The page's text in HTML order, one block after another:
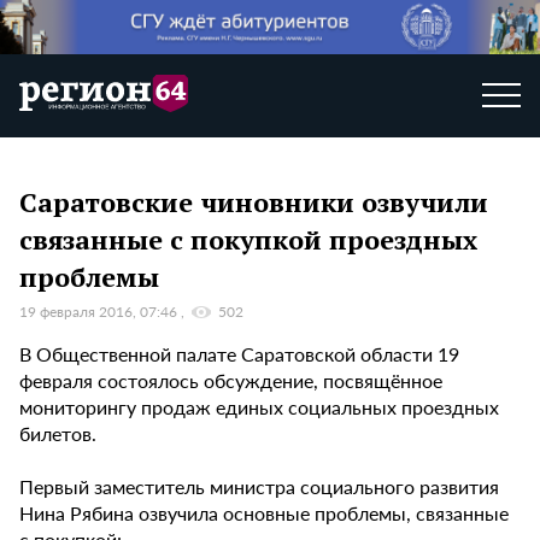
Саратовские чиновники озвучили
связанные с покупкой проездных
проблемы
19 февраля 2016, 07:46 502
В Общественной палате Саратовской области 19
февраля состоялось обсуждение, посвящённое
мониторингу продаж единых социальных проездных
билетов.
Первый заместитель министра социального развития
Нина Рябина озвучила основные проблемы, связанные